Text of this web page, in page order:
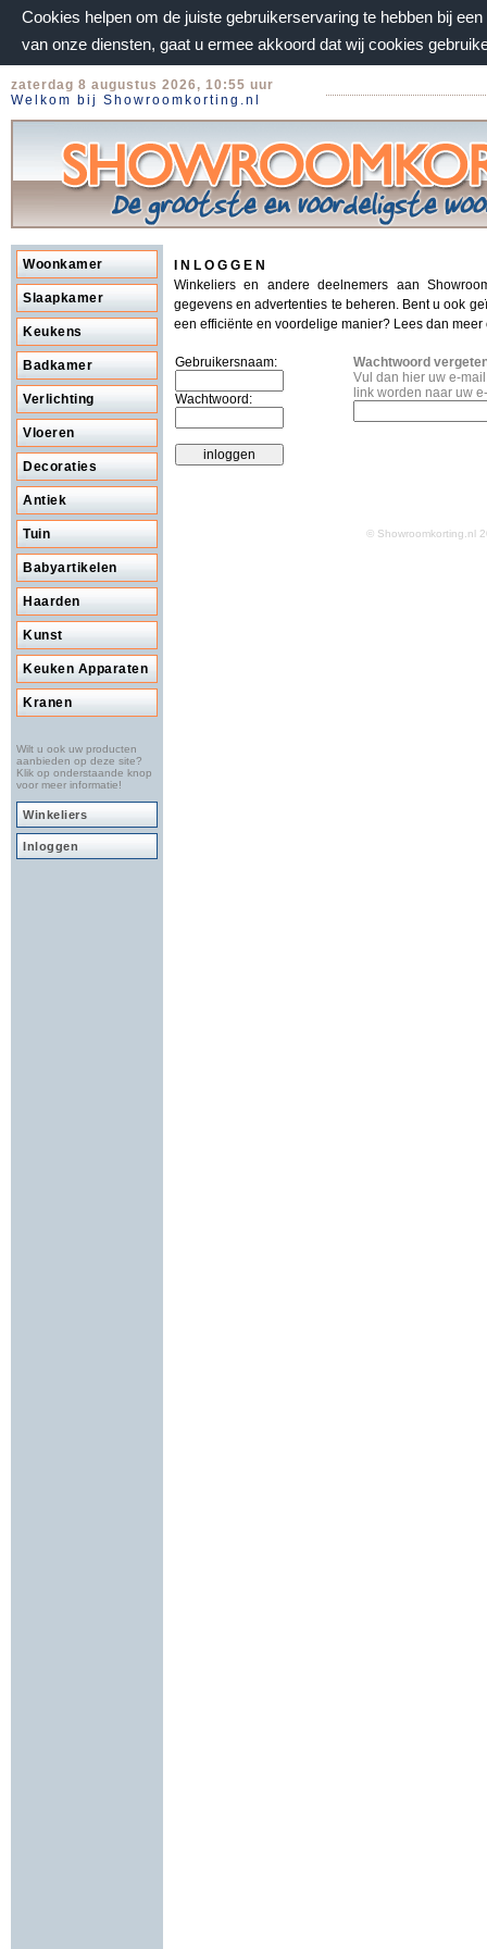
Cookies helpen om de juiste gebruikerservaring te hebben bij
van onze diensten, gaat u ermee akkoord dat wij cookies
zaterdag 8 augustus 2026, 10:55 uur
Welkom bij Showroomkorting.nl
Woonkamer
Slaapkamer
Keukens
Badkamer
Verlichting
Vloeren
Decoraties
Antiek
Tuin
Babyartikelen
Haarden
Kunst
Keuken Apparaten
Kranen
Wilt u ook uw producten
aanbieden op deze site?
Klik op onderstaande knop
voor meer informatie!
Winkeliers
Inloggen
I N L O G G E N
Winkeliers en andere deelnemers aan
gegevens en advertenties te beheren. Bent u ook
een efficiënte en voordelige manier? Lees dan
Gebruikersnaam:
Wachtwoord:
Wachtwoord
Vul dan hier uw e-
link worden naar uw
©